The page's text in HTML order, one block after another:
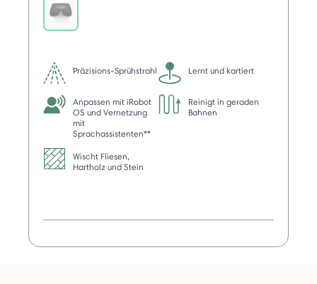
Präzisions-Sprühstrahl Lernt und kartiert
Anpassen mit iRobot
OS und Vernetzung
mit
Sprachassistenten**
Reinigt in geraden
Bahnen
Wischt Fliesen,
Hartholz und Stein